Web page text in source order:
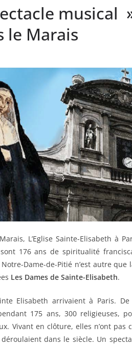
musical
le Marais
L’Eglise Sainte-Elisabeth à
176 ans de spiritualité
Dame-de-Pitié n’est autre
Les Dames de Sainte-Elisabeth.
Elisabeth arrivaient à Paris.
175 ans, 300 religieuses,
Vivant en clôture, elles n’ont pas
dans le siècle. Un